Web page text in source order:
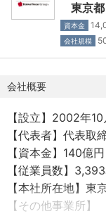
【給与】
賃金形態：月給制
東京都
資本金
会社規模
会社概要
【設立】2002年10
【代表者】代表
【資本金】140億円
【従業員数】
【本社所在地】東
【その他事業所】